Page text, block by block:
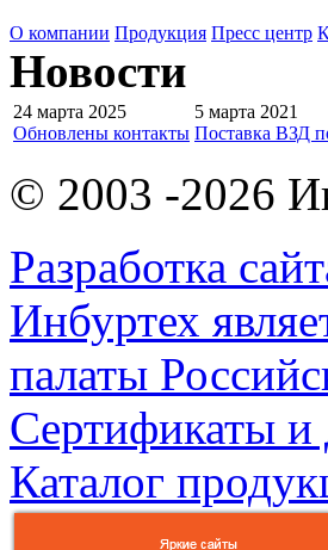
О компании Продукция Пресс центр
Новости
24 марта 2025
Обновлены контакты
5 марта 2021
Поставка ВЗД
© 2003 -2026
Разработка
Инбуртех
палаты
Сертификаты и
Каталог